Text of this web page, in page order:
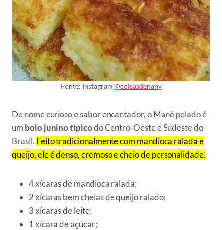
Fonte: Instagram @coisasdenany
De nome curioso e sabor encantador, o Mané pelado é
um bolo junino típicodo Centro-Oeste e Sudeste do
Brasil. Feito tradicionalmente com mandioca ralada e
queijo, ele é denso, cremoso e cheio de personalidade.
4 xícaras de mandioca ralada;
2 xícaras bem cheias de queijo ralado;
3 xícaras de leite;
1 xícara de açúcar;